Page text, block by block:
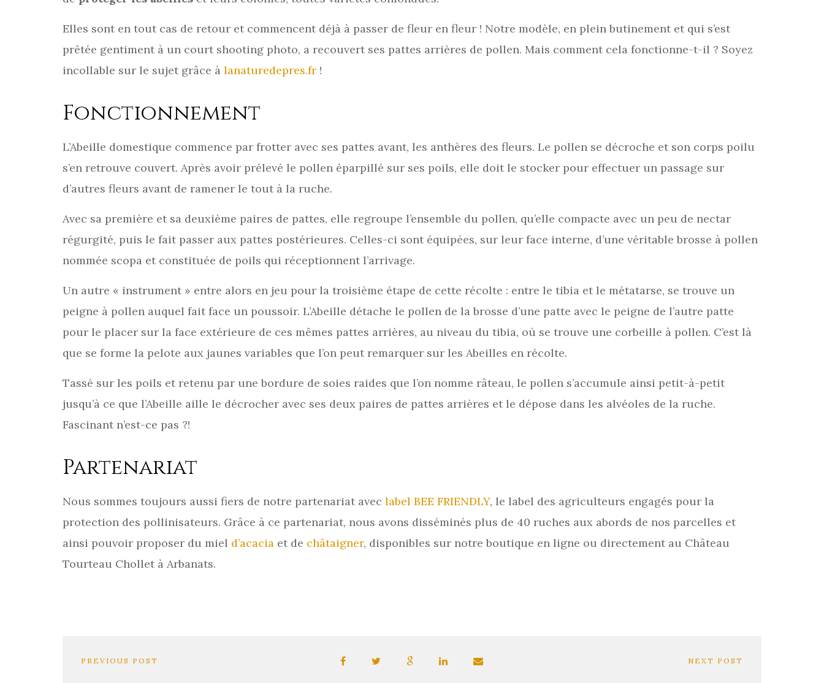
Elles sont en tout cas de retour et commencent déjà à passer de fleur en fleur ! Notre modèle, en plein butinement et qui s’est
prêtée gentiment à un court shooting photo, a recouvert ses pattes arrières de pollen. Mais comment cela fonctionne-t-il ? Soyez
incollable sur le sujet grâce à lanaturedepres.fr !
Fonctionnement
L’Abeille domestique commence par frotter avec ses pattes avant, les anthères des fleurs. Le pollen se décroche et son corps poilu
s’en retrouve couvert. Après avoir prélevé le pollen éparpillé sur ses poils, elle doit le stocker pour effectuer un passage sur
d’autres fleurs avant de ramener le tout à la ruche.
Avec sa première et sa deuxième paires de pattes, elle regroupe l’ensemble du pollen, qu’elle compacte avec un peu de nectar
régurgité, puis le fait passer aux pattes postérieures. Celles-ci sont équipées, sur leur face interne, d’une véritable brosse à pollen
nommée scopa et constituée de poils qui réceptionnent l’arrivage.
Un autre « instrument » entre alors en jeu pour la troisième étape de cette récolte : entre le tibia et le métatarse, se trouve un
peigne à pollen auquel fait face un poussoir. L’Abeille détache le pollen de la brosse d’une patte avec le peigne de l’autre patte
pour le placer sur la face extérieure de ces mêmes pattes arrières, au niveau du tibia, où se trouve une corbeille à pollen. C’est là
que se forme la pelote aux jaunes variables que l’on peut remarquer sur les Abeilles en récolte.
Tassé sur les poils et retenu par une bordure de soies raides que l’on nomme râteau, le pollen s’accumule ainsi petit-à-petit
jusqu’à ce que l’Abeille aille le décrocher avec ses deux paires de pattes arrières et le dépose dans les alvéoles de la ruche.
Fascinant n’est-ce pas ?!
Partenariat
Nous sommes toujours aussi fiers de notre partenariat avec label BEE FRIENDLY, le label des agriculteurs engagés pour la
protection des pollinisateurs. Grâce à ce partenariat, nous avons disséminés plus de 40 ruches aux abords de nos parcelles et
ainsi pouvoir proposer du miel d’acacia et de châtaigner, disponibles sur notre boutique en ligne ou directement au Château
Tourteau Chollet à Arbanats.
PREVIOUS POST NEXT POST